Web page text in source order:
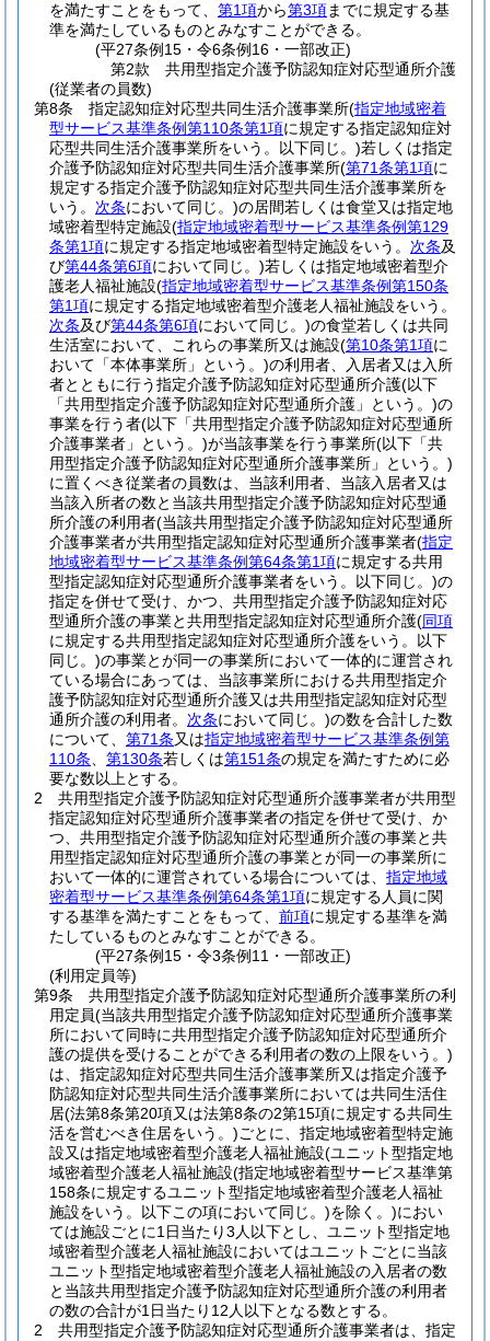
を満たすことをもって、 第1項から第3項までに規定する基
準を満たしているものとみなすことができる。
(平27条例15・令6条例16・一部改正)
第2款
共用型指定介護予防認知症対応型通所介護
(従業者の員数)
第8条
指定認知症対応型共同生活介護事業所(指定地域密着
型サービス基準条例第110条第1項に規定する指定認知症対
応型共同生活介護事業所をいう。以下同じ。)若しくは指定
介護予防認知症対応型共同生活介護事業所(第71条第1項に
規定する指定介護予防認知症対応型共同生活介護事業所を
いう。 次条において同じ。)の居間若しくは食堂又は指定地
域密着型特定施設(指定地域密着型サービス基準条例第129
条第1項に規定する指定地域密着型特定施設をいう。 次条及
び第44条第6項において同じ。)若しくは指定地域密着型介
護老人福祉施設(指定地域密着型サービス基準条例第150条
第1項に規定する指定地域密着型介護老人福祉施設をいう。
次条及び第44条第6項において同じ。)の食堂若しくは共同
生活室において、これらの事業所又は施設(第10条第1項に
おいて「本体事業所」という。)の利用者、入居者又は入所
者とともに行う指定介護予防認知症対応型通所介護(以下
「共用型指定介護予防認知症対応型通所介護」という。)の
事業を行う者(以下「共用型指定介護予防認知症対応型通所
介護事業者」という。)が当該事業を行う事業所(以下「共
用型指定介護予防認知症対応型通所介護事業所」という。)
に置くべき従業者の員数は、当該利用者、当該入居者又は
当該入所者の数と当該共用型指定介護予防認知症対応型通
所介護の利用者(当該共用型指定介護予防認知症対応型通所
介護事業者が共用型指定認知症対応型通所介護事業者(指定
地域密着型サービス基準条例第64条第1項に規定する共用
型指定認知症対応型通所介護事業者をいう。以下同じ。)の
指定を併せて受け、かつ、共用型指定介護予防認知症対応
型通所介護の事業と共用型指定認知症対応型通所介護(同項
に規定する共用型指定認知症対応型通所介護をいう。以下
同じ。)の事業とが同一の事業所において一体的に運営され
ている場合にあっては、当該事業所における共用型指定介
護予防認知症対応型通所介護又は共用型指定認知症対応型
通所介護の利用者。 次条において同じ。)の数を合計した数
について、 第71条又は指定地域密着型サービス基準条例第
110条
第130条若しくは第151条の規定を満たすために必
要な数以上とする。
2
共用型指定介護予防認知症対応型通所介護事業者が共用型
指定認知症対応型通所介護事業者の指定を併せて受け、か
つ、共用型指定介護予防認知症対応型通所介護の事業と共
用型指定認知症対応型通所介護の事業とが同一の事業所に
おいて一体的に運営されている場合については、 指定地域
密着型サービス基準条例第64条第1項に規定する人員に関
する基準を満たすことをもって、 前項に規定する基準を満
たしているものとみなすことができる。
(平27条例15・令3条例11・一部改正)
(利用定員等)
第9条
共用型指定介護予防認知症対応型通所介護事業所の利
用定員(当該共用型指定介護予防認知症対応型通所介護事業
所において同時に共用型指定介護予防認知症対応型通所介
護の提供を受けることができる利用者の数の上限をいう。)
は、指定認知症対応型共同生活介護事業所又は指定介護予
防認知症対応型共同生活介護事業所においては共同生活住
居(法第8条第20項又は法第8条の2第15項に規定する共同生
活を営むべき住居をいう。)ごとに、指定地域密着型特定施
設又は指定地域密着型介護老人福祉施設(ユニット型指定地
域密着型介護老人福祉施設(指定地域密着型サービス基準第
158条に規定するユニット型指定地域密着型介護老人福祉
施設をいう。以下この項において同じ。)を除く。)におい
ては施設ごとに1日当たり3人以下とし、ユニット型指定地
域密着型介護老人福祉施設においてはユニットごとに当該
ユニット型指定地域密着型介護老人福祉施設の入居者の数
と当該共用型指定介護予防認知症対応型通所介護の利用者
の数の合計が1日当たり12人以下となる数とする。
2
共用型指定介護予防認知症対応型通所介護事業者は、指定